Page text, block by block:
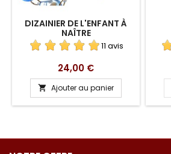
DIZAINIER DE L'ENFANT À
NAÎTRE
11 avis
Prix
24,00 €
 Ajouter au panier